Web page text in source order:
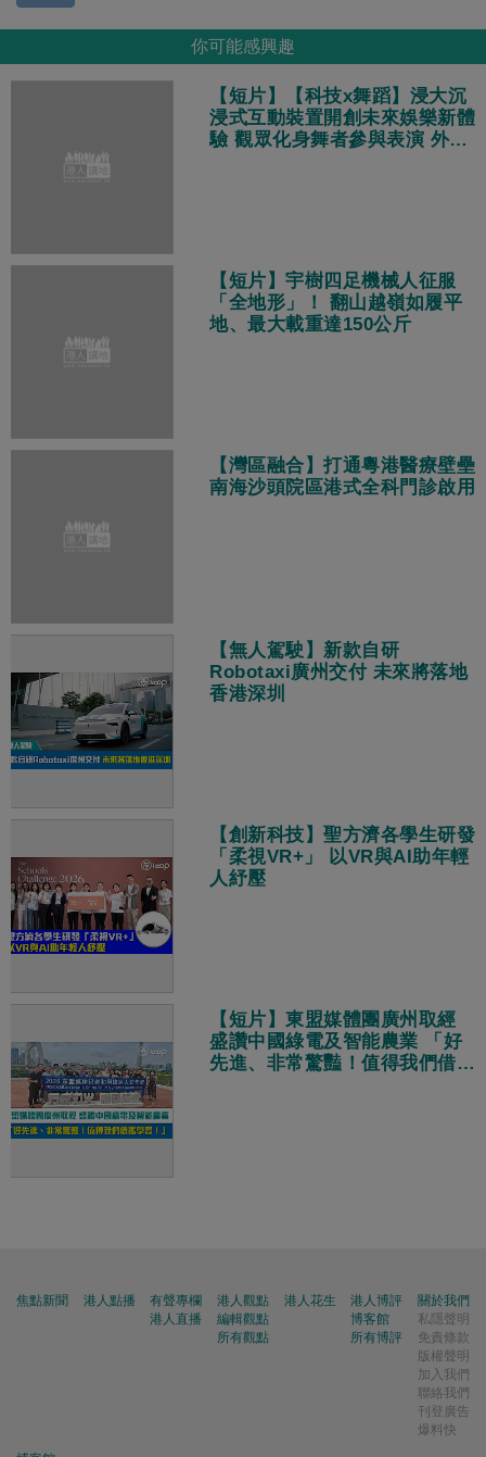
你可能感興趣
【短片】【科技x舞蹈】浸大沉
浸式互動裝置開創未來娛樂新體
驗 觀眾化身舞者參與表演 外國
【短片】宇樹四足機械人征服
「全地形」！ 翻山越嶺如履平
地、最大載重達150公斤
【灣區融合】打通粵港醫療壁壘
南海沙頭院區港式全科門診啟用
【無人駕駛】新款自研
Robotaxi廣州交付 未來將落地
香港深圳
【創新科技】聖方濟各學生研發
「柔視VR+」 以VR與AI助年輕
人紓壓
【短片】東盟媒體團廣州取經
盛讚中國綠電及智能農業 「好
先進、非常驚豔！值得我們借鑑
焦點新聞 港人點播
有聲專欄
港人直播
港人觀點
編輯觀點
所有觀點
港人花生
港人博評
博客館
所有博評
關於我們
私隱聲明
免責條款
版權聲明
加入我們
聯絡我們
刊登廣告
爆料快